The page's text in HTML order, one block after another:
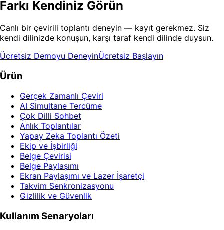
Farkı Kendiniz Görün
Canlı bir çevirili toplantı deneyin — kayıt gerekmez. Siz
kendi dilinizde konuşun, karşı taraf kendi dilinde duysun.
Ücretsiz Demoyu DeneyinÜcretsiz Başlayın
Ürün
Gerçek Zamanlı Çeviri
AI Simultane Tercüme
Çok Dilli Sohbet
Anlık Toplantılar
Yapay Zeka Toplantı Özeti
Ekip ve İşbirliği
Belge Çevirisi
Belge Paylaşımı
Ekran Paylaşımı ve Lazer İşaretçi
Takvim Senkronizasyonu
Gizlilik ve Güvenlik
Kullanım Senaryoları